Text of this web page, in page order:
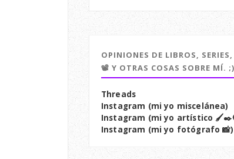
OPINIONES DE LIBROS,
📽️ Y OTRAS COSAS SOBRE MÍ. ;)
Threads
Instagram (mi yo miscelánea)
Instagram (mi yo artístico
Instagram (mi yo fotógrafo 📸)